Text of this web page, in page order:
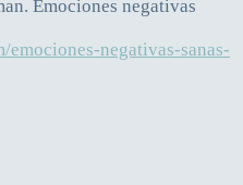
Emociones negativas
negativas-sanas-